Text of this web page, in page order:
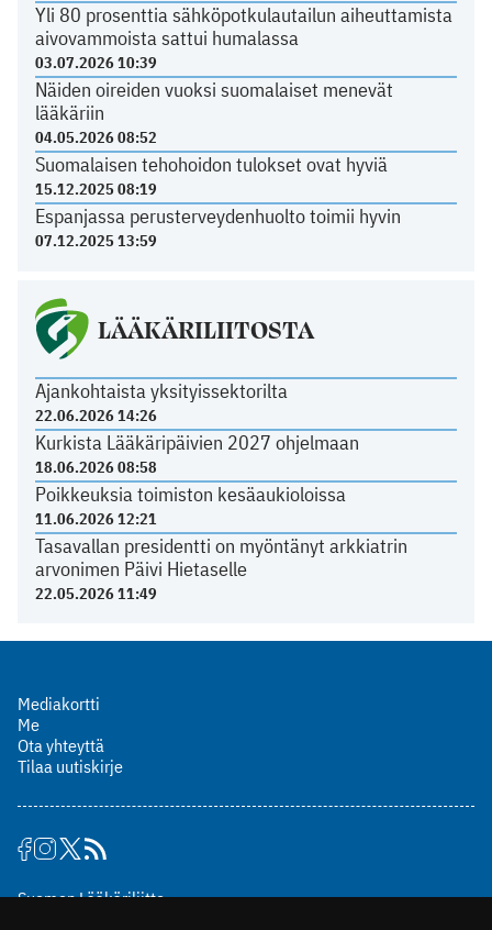
Yli 80 prosenttia sähköpotkulautailun aiheuttamista
aivovammoista sattui humalassa
03.07.2026 10:39
Näiden oireiden vuoksi suomalaiset menevät
lääkäriin
04.05.2026 08:52
Suomalaisen tehohoidon tulokset ovat hyviä
15.12.2025 08:19
Espanjassa perusterveydenhuolto toimii hyvin
07.12.2025 13:59
LÄÄKÄRILIITOSTA
Ajankohtaista yksityissektorilta
22.06.2026 14:26
Kurkista Lääkäripäivien 2027 ohjelmaan
18.06.2026 08:58
Poikkeuksia toimiston kesäaukioloissa
11.06.2026 12:21
Tasavallan presidentti on myöntänyt arkkiatrin
arvonimen Päivi Hietaselle
22.05.2026 11:49
Mediakortti
Me
Ota yhteyttä
Tilaa uutiskirje
Suomen Lääkäriliitto